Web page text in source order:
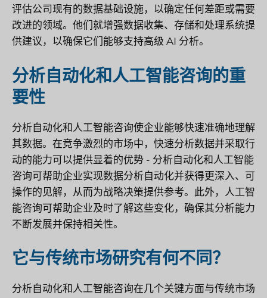
评估公司现有的数据基础设施，以确定任何差距或需要
改进的领域。他们就增强数据收集、存储和处理系统提
供建议，以确保它们能够支持高级 AI 分析。
分析自动化和人工智能咨询的重
要性
分析自动化和人工智能咨询使企业能够快速准确地理解
其数据。在竞争激烈的市场中，快速分析数据并采取行
动的能力可以提供显着的优势 - 分析自动化和人工智能
咨询可帮助企业实现数据分析自动化并获得更深入、可
操作的见解，从而为战略决策提供参考。此外，人工智
能咨询可帮助企业及时了解这些变化，确保其分析能力
不断发展并保持相关性。
它与传统市场研究有何不同？
分析自动化和人工智能咨询在几个关键方面与传统市场